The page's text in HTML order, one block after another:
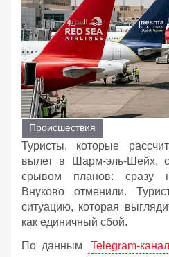
Происшествия
Туристы, которые
вылет в Шарм‑эль‑Шейх,
срывом планов: сразу
Внуково отменили.
ситуацию, которая
как единичный сбой.
По данным